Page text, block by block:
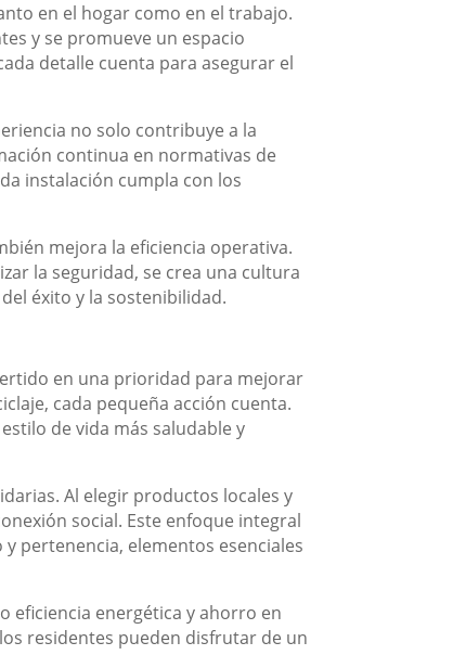
en el hogar como en el trabajo.
y se promueve un espacio
detalle cuenta para asegurar el
no solo contribuye a la
continua en normativas de
instalación cumpla con los
mejora la eficiencia operativa.
la seguridad, se crea una cultura
éxito y la sostenibilidad.
en una prioridad para mejorar
cada pequeña acción cuenta.
de vida más saludable y
Al elegir productos locales y
social. Este enfoque integral
pertenencia, elementos esenciales
eficiencia energética y ahorro en
residentes pueden disfrutar de un